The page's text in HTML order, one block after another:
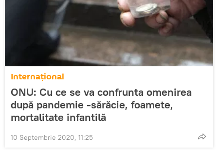
Internaţional
ONU: Cu ce se va confrunta omenirea
după pandemie -sărăcie, foamete,
mortalitate infantilă
10 Septembrie 2020, 11:25